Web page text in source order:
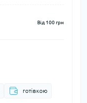
Від 100 грн
готівкою